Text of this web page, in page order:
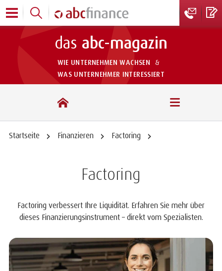
das abc-magazin
WIE UNTERNEHMEN WACHSEN
&
WAS UNTERNEHMER INTERESSIERT
das abc-magazin
Startseite Finanzieren Factoring
Factoring
Factoring verbessert Ihre Liquidität. Erfahren Sie mehr über
dieses Finanzierungsinstrument – direkt vom Spezialisten.